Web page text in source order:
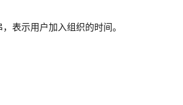
表示用户加入组织的时间。